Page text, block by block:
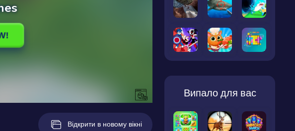
Відкрити в новому вікні
Випало для вас